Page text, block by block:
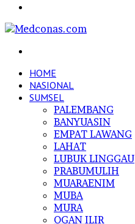
HOME
NASIONAL
SUMSEL
PALEMBANG
BANYUASIN
EMPAT LAWANG
LAHAT
LUBUK LINGGAU
PRABUMULIH
MUARAENIM
MUBA
MURA
OGAN ILIR